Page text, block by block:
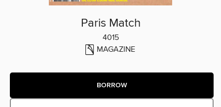
Paris Match
4015
MAGAZINE
BORROW